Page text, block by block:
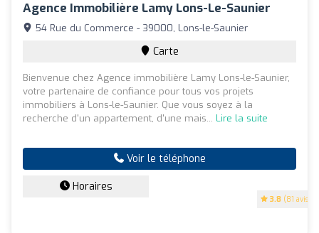
Agence Immobilière Lamy Lons-Le-Saunier
3.8 (81 avis)
54 Rue du Commerce - 39000, Lons-le-Saunier
Carte
Bienvenue chez Agence immobilière Lamy Lons-le-Saunier,
votre partenaire de confiance pour tous vos projets
immobiliers à Lons-le-Saunier. Que vous soyez à la
recherche d'un appartement, d'une mais... Lire la suite
Voir le téléphone
Horaires